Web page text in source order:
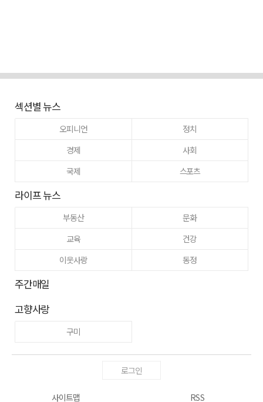
섹션별 뉴스
오피니언
정치
경제
사회
국제
스포츠
라이프 뉴스
부동산
문화
교육
건강
이웃사랑
동정
주간매일
고향사랑
구미
로그인
사이트맵 RSS